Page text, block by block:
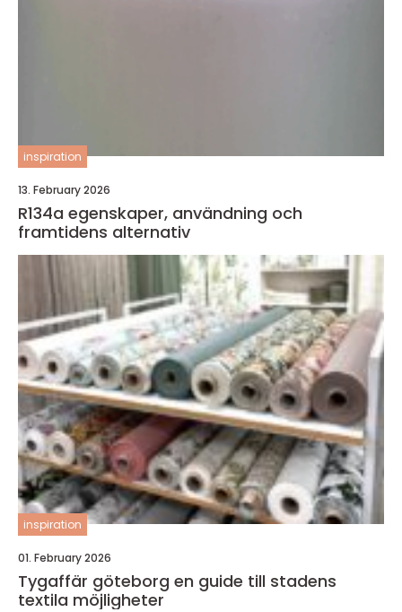
inspiration
13. February 2026
R134a egenskaper, användning och
framtidens alternativ
inspiration
01. February 2026
Tygaffär göteborg en guide till stadens
textila möjligheter